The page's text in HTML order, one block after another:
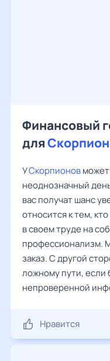
Финансовый
для
УСкорпионов
неоднозначный
вас получат шанс
относится к тем,
в своем труде на
профессионализм.
заказ. С другой
ложному пути, если
непроверенной
Нравится